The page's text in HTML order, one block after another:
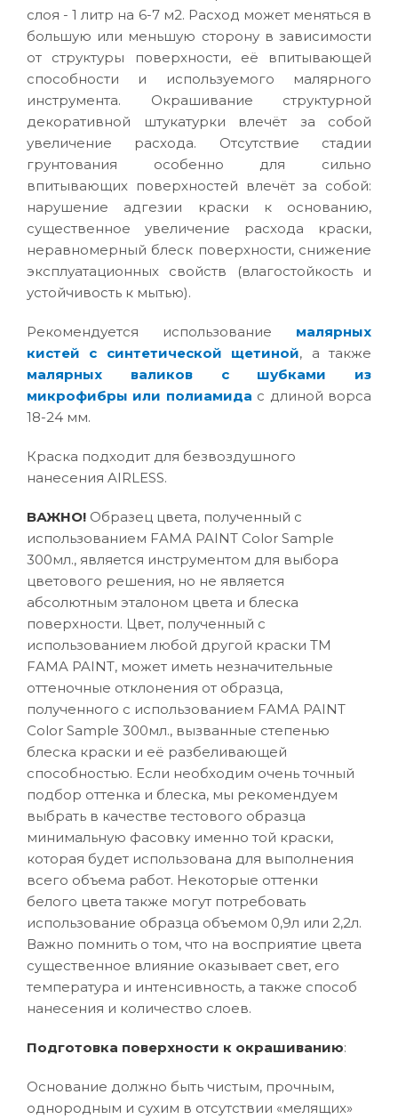
слоя - 1 литр на 6-7 м2. Расход может меняться в
большую или меньшую сторону в зависимости
от структуры поверхности, её впитывающей
способности и используемого малярного
инструмента. Окрашивание структурной
декоративной штукатурки влечёт за собой
увеличение расхода. Отсутствие стадии
грунтования особенно для сильно
впитывающих поверхностей влечёт за собой:
нарушение адгезии краски к основанию,
существенное увеличение расхода краски,
неравномерный блеск поверхности, снижение
эксплуатационных свойств (влагостойкость и
устойчивость к мытью).
Рекомендуется использование малярных
кистей с синтетической щетиной, а также
малярных валиков с шубками из
микрофибры или полиамида с длиной ворса
18-24 мм.
Краска подходит для безвоздушного
нанесения AIRLESS.
ВАЖНО! Образец цвета, полученный с
использованием FAMA PAINT Color Sample
300мл., является инструментом для выбора
цветового решения, но не является
абсолютным эталоном цвета и блеска
поверхности. Цвет, полученный с
использованием любой другой краски ТМ
FAMA PAINT, может иметь незначительные
оттеночные отклонения от образца,
полученного с использованием FAMA PAINT
Color Sample 300мл., вызванные степенью
блеска краски и её разбеливающей
способностью. Если необходим очень точный
подбор оттенка и блеска, мы рекомендуем
выбрать в качестве тестового образца
минимальную фасовку именно той краски,
которая будет использована для выполнения
всего объема работ. Некоторые оттенки
белого цвета также могут потребовать
использование образца объемом 0,9л или 2,2л.
Важно помнить о том, что на восприятие цвета
существенное влияние оказывает свет, его
температура и интенсивность, а также способ
нанесения и количество слоев.
Подготовка поверхности к окрашиванию:
Основание должно быть чистым, прочным,
однородным и сухим в отсутствии «мелящих»